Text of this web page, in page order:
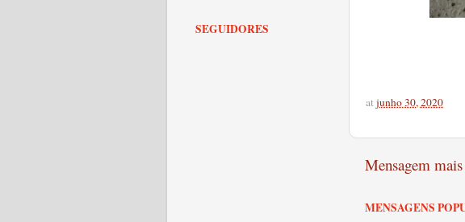
atjunho 30, 2020
Mensagem
MENSAGENS
SEGUIDORES